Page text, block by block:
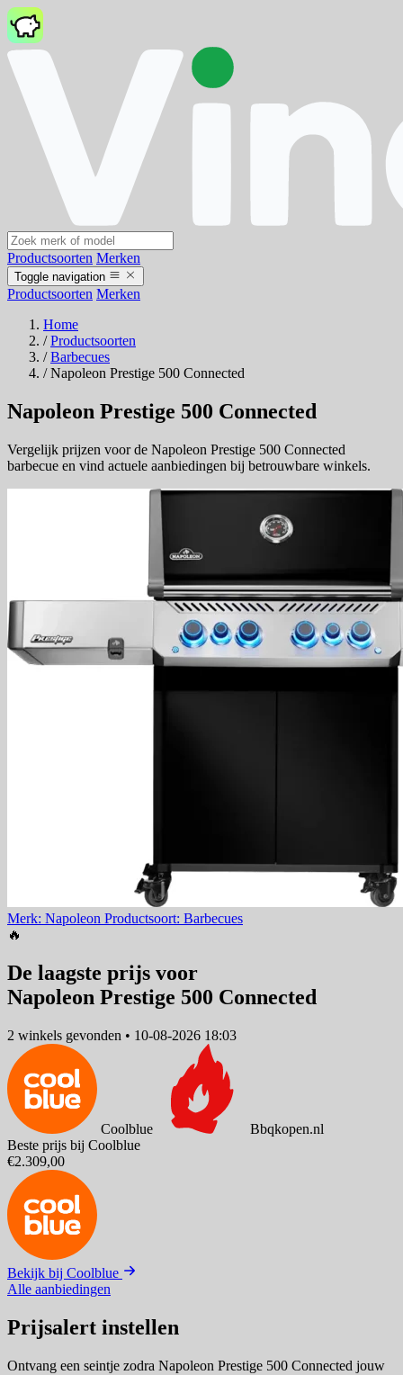
Productsoorten Merken
Toggle navigation
Productsoorten Merken
Home
/ Productsoorten
/ Barbecues
/ Napoleon Prestige 500 Connected
Napoleon Prestige 500 Connected
Vergelijk prijzen voor de Napoleon Prestige 500 Connected
barbecue en vind actuele aanbiedingen bij betrouwbare winkels.
Merk: Napoleon Productsoort: Barbecues
🔥
De laagste prijs voor
Napoleon Prestige 500 Connected
2 winkels gevonden • 10-08-2026 18:03
Coolblue
Bbqkopen.nl
Beste prijs bij Coolblue
€2.309,00
Bekijk bij Coolblue
Alle aanbiedingen
Prijsalert instellen
Ontvang een seintje zodra Napoleon Prestige 500 Connected jouw